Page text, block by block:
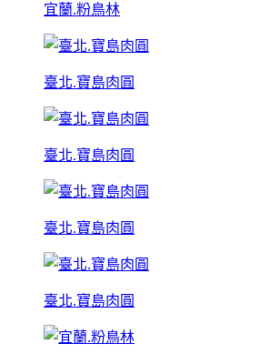
宜蘭.粉鳥林
臺北.寶島肉圓
臺北.寶島肉圓
臺北.寶島肉圓
臺北.寶島肉圓